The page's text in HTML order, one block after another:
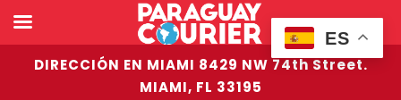
DIRECCIÓN EN MIAMI 8429 NW 74th Street.
MIAMI, FL 33195
ES